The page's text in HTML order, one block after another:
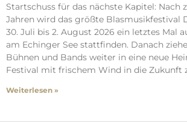
Startschuss für das nächste Kapitel: Nach
Jahren wird das größte Blasmusikfestival
30. Juli bis 2. August 2026 ein letztes Mal
am Echinger See stattfinden. Danach
Bühnen und Bands weiter in eine neue
Festival mit frischem Wind in die Zukunft
Weiterlesen »